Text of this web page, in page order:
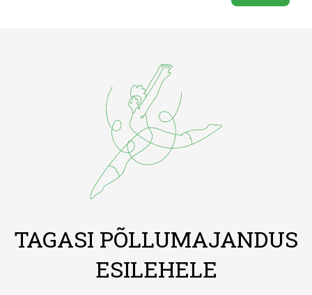
TAGASI PÕLLUMAJANDUS
ESILEHELE